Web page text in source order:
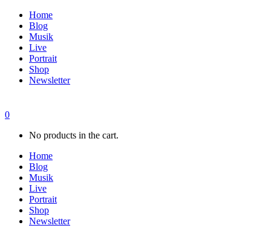
Home
Blog
Musik
Live
Portrait
Shop
Newsletter
0
No products in the cart.
Home
Blog
Musik
Live
Portrait
Shop
Newsletter